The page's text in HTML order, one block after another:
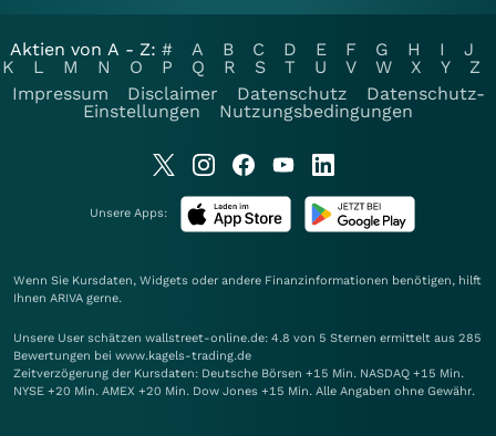
Aktien von A - Z: # A B C D E F G H I
J
K
L M N O P Q R S T U V W X Y
Z
Impressum
Disclaimer Datenschutz
Datenschutz-
Einstellungen
Nutzungsbedingungen
Unsere Apps:
Wenn Sie Kursdaten, Widgets oder andere Finanzinformationen benötigen, hilft
Ihnen ARIVA gerne.
Unsere User schätzen wallstreet-online.de: 4.8 von 5 Sternen ermittelt aus 285
Bewertungen bei www.kagels-trading.de
Zeitverzögerung der Kursdaten: Deutsche Börsen +15 Min. NASDAQ +15 Min.
NYSE +20 Min. AMEX +20 Min. Dow Jones +15 Min. Alle Angaben ohne Gewähr.